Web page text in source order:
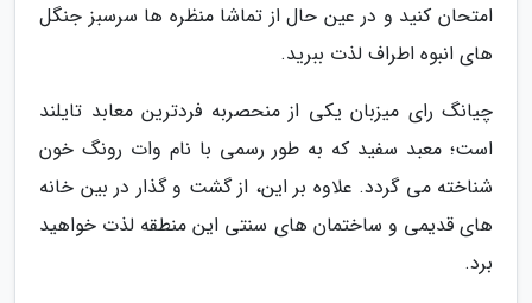
امتحان کنید و در عین حال از تماشا منظره ها سرسبز جنگل
های انبوه اطراف لذت ببرید.
چیانگ رای میزبان یکی از منحصربه فردترین معابد تایلند
است؛ معبد سفید که به طور رسمی با نام وات رونگ خون
شناخته می گردد. علاوه بر این، از گشت و گذار در بین خانه
های قدیمی و ساختمان های سنتی این منطقه لذت خواهید
برد.